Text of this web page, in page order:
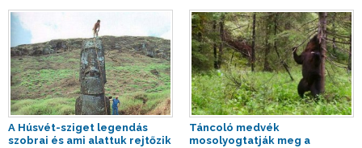
A Húsvét-sziget legendás
szobrai és ami alattuk rejtőzik
Táncoló medvék
mosolyogtatják meg a